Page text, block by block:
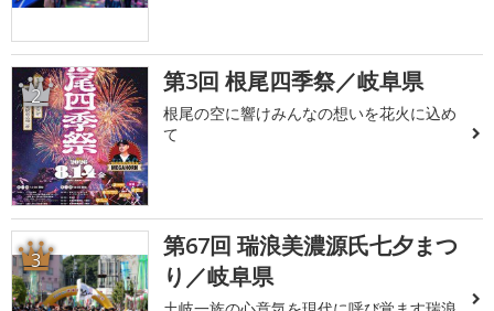
2 第3回 根尾四季祭／岐阜県
根尾の空に響けみんなの想いを花火に込め
て
3
第67回 瑞浪美濃源氏七夕まつ
り／岐阜県